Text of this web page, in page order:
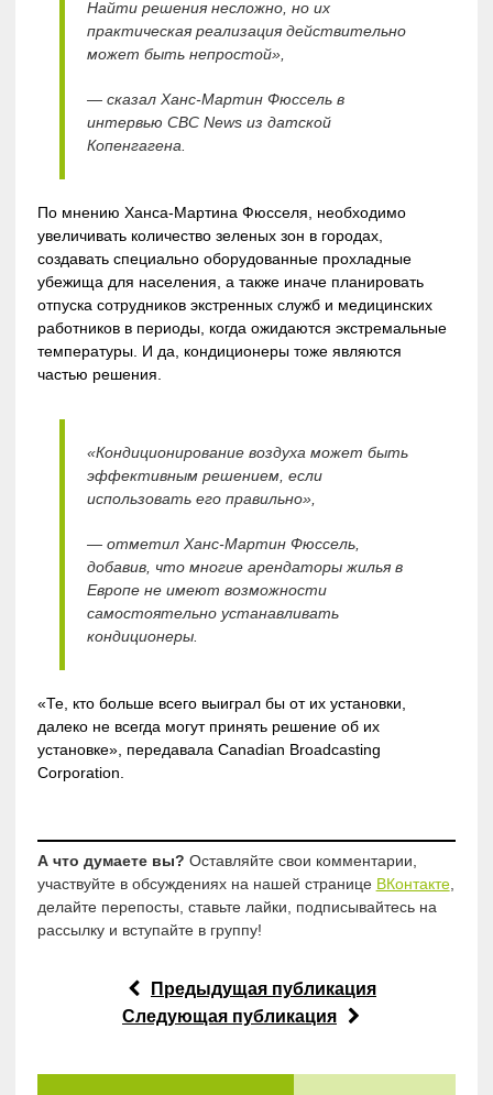
Найти решения несложно, но их
практическая реализация действительно
может быть непростой»,
— сказал Ханс-Мартин Фюссель в
интервью CBC News из датской
Копенгагена.
По мнению Ханса-Мартина Фюсселя, необходимо
увеличивать количество зеленых зон в городах,
создавать специально оборудованные прохладные
убежища для населения, а также иначе планировать
отпуска сотрудников экстренных служб и медицинских
работников в периоды, когда ожидаются экстремальные
температуры. И да, кондиционеры тоже являются
частью решения.
«Кондиционирование воздуха может быть
эффективным решением, если
использовать его правильно»,
— отметил Ханс-Мартин Фюссель,
добавив, что многие арендаторы жилья в
Европе не имеют возможности
самостоятельно устанавливать
кондиционеры.
«Те, кто больше всего выиграл бы от их установки,
далеко не всегда могут принять решение об их
установке», передавала Canadian Broadcasting
Corporation.
А что думаете вы? Оставляйте свои комментарии,
участвуйте в обсуждениях на нашей странице ВКонтакте,
делайте перепосты, ставьте лайки, подписывайтесь на
рассылку и вступайте в группу!
Предыдущая публикация
Следующая публикация